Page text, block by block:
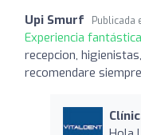
Upi Smurf Publicada
Experiencia
recepcion,
recomendare